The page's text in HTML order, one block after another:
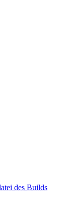
des Builds